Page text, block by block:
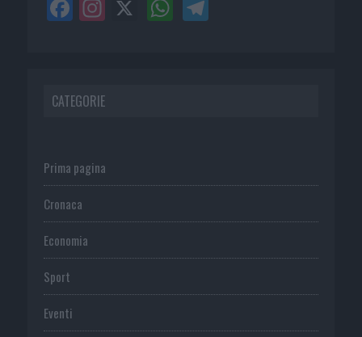
CATEGORIE
Prima pagina
Cronaca
Economia
Sport
Eventi